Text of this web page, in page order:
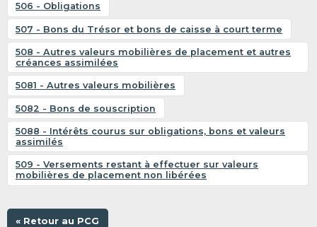
506 - Obligations
507 - Bons du Trésor et bons de caisse à court terme
508 - Autres valeurs mobilières de placement et autres
créances assimilées
5081 - Autres valeurs mobilières
5082 - Bons de souscription
5088 - Intérêts courus sur obligations, bons et valeurs
assimilés
509 - Versements restant à effectuer sur valeurs
mobilières de placement non libérées
« Retour au PCG